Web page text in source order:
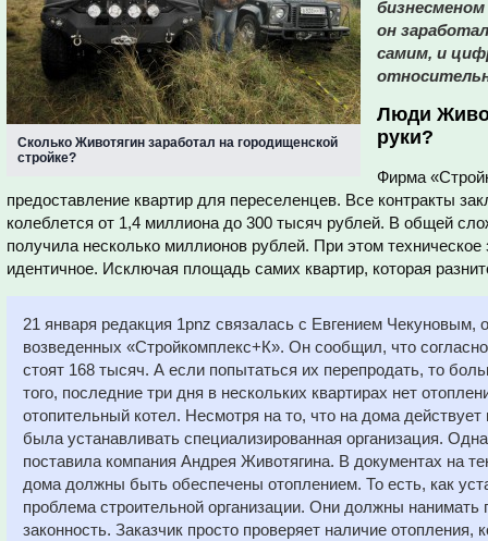
Сколько Животягин заработал на городищенской
стройке?
он
самим, и
Люди
руки?
Фирма
предоставление квартир для переселенцев. Все контракты
колеблется от 1,4 миллиона до 300 тысяч рублей. В общей
получила несколько миллионов рублей. При этом техническое
идентичное. Исключая площадь самих квартир, которая
21 января редакция 1pnz связалась с Евгением Чекуновым,
возведенных «Стройкомплекс+К». Он сообщил, что
стоят 168 тысяч. А если попытаться их перепродать, то
того, последние три дня в нескольких квартирах нет
отопительный котел. Несмотря на то, что на дома действует
была устанавливать специализированная организация.
поставила компания Андрея Животягина. В документах на
дома должны быть обеспечены отоплением. То есть, как
проблема строительной организации. Они должны нанимать
законность. Заказчик просто проверяет наличие отопления,